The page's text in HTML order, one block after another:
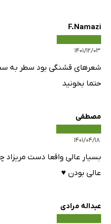
F.Namazi
۱۴۰۱/۱۲/۰۳
شعر‌های قشنگی بود سطر به
حتما بخونید
مصطفی
۱۴۰۱/۰۴/۱۸
بسیار عالی واقعا دست مریزاد
عالی بودن ♥️
عبداله مرادی